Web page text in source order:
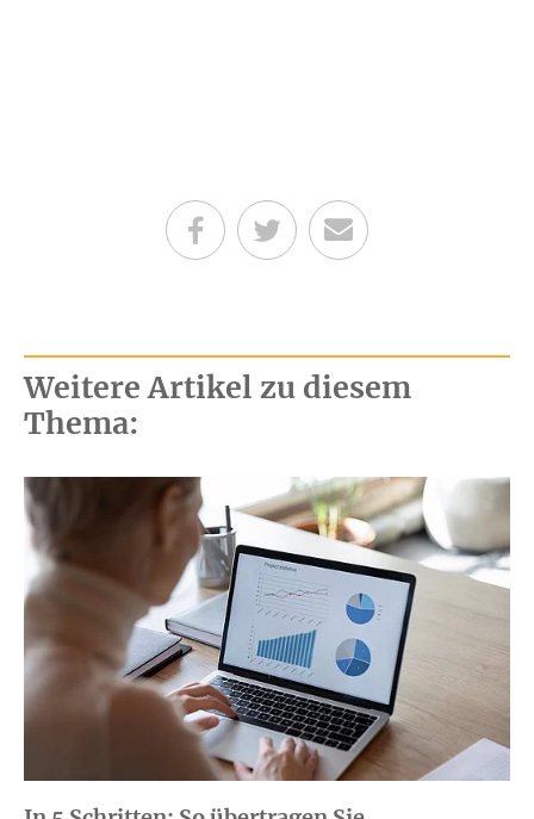
Teilen auf Facebook
Teilen auf Twitter
Per E-Mail senden
Weitere Artikel zu diesem
Thema: